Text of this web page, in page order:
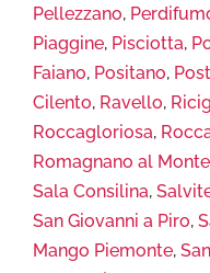
Pellezzano,
Piaggine, Pisciotta,
Faiano, Positano,
Cilento, Ravello,
Roccagloriosa,
Romagnano al Monte
Sala Consilina,
San Giovanni a Piro,
Mango Piemonte,